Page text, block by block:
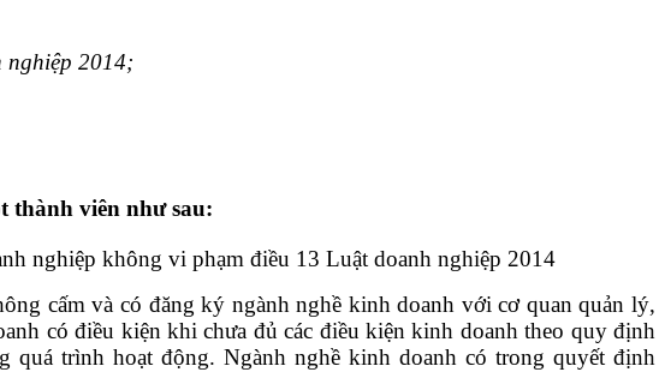
nghiệp 2014;
thành viên như sau:
nghiệp không vi phạm điều 13 Luật doanh nghiệp 2014
cấm và có đăng ký ngành nghề kinh doanh với cơ quan quản lý,
có điều kiện khi chưa đủ các điều kiện kinh doanh theo quy định
trình hoạt động. Ngành nghề kinh doanh có trong quyết định